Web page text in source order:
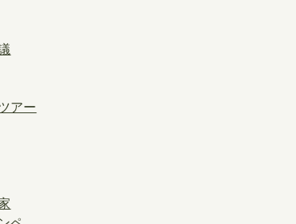
アー